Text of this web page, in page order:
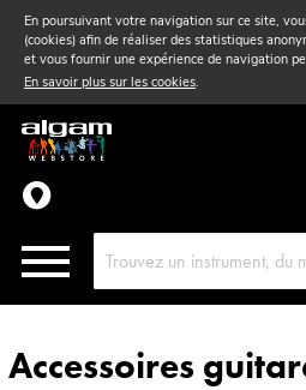
En poursuivant votre navigation sur ce site,
(cookies) afin de réaliser des statistiques
et vous fournir une expérience de navigation
En savoir plus sur les cookies.
Vent& Violon
Accessoires
Pièces détachées
Accessoires